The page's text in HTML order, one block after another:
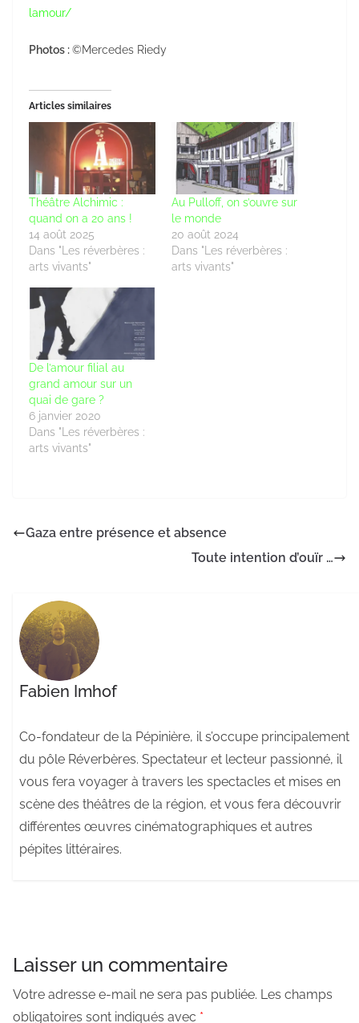
lamour/
Photos :©Mercedes Riedy
Articles similaires
Théâtre Alchimic :
quand on a 20 ans !
14 août 2025
Dans "Les réverbères :
arts vivants"
Au Pulloff, on s’ouvre sur
le monde
20 août 2024
Dans "Les réverbères :
arts vivants"
De l’amour filial au
grand amour sur un
quai de gare ?
6 janvier 2020
Dans "Les réverbères :
arts vivants"
Gaza entre présence et absence
Toute intention d’ouïr …
Fabien Imhof
Co-fondateur de la Pépinière, il s’occupe principalement
du pôle Réverbères. Spectateur et lecteur passionné, il
vous fera voyager à travers les spectacles et mises en
scène des théâtres de la région, et vous fera découvrir
différentes œuvres cinématographiques et autres
pépites littéraires.
Laisser un commentaire
Votre adresse e-mail ne sera pas publiée. Les champs
obligatoires sont indiqués avec *